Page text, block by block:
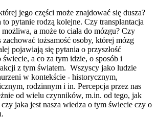
jego części może znajdować się dusza?
pytanie rodzą kolejne. Czy transplantacja
a może to ciała do mózgu? Czy
zachować tożsamość osoby, której mózg
pojawiają się pytania o przyszłość
świecie, a co za tym idzie, o sposób i
z tym światem. Wszyscy jako ludzie
w kontekście - historycznym,
rodzinnym i in. Percepcja przez nas
od wielu czynników, m.in. od tego, jak
jaka jest nasza wiedza o tym świecie czy o